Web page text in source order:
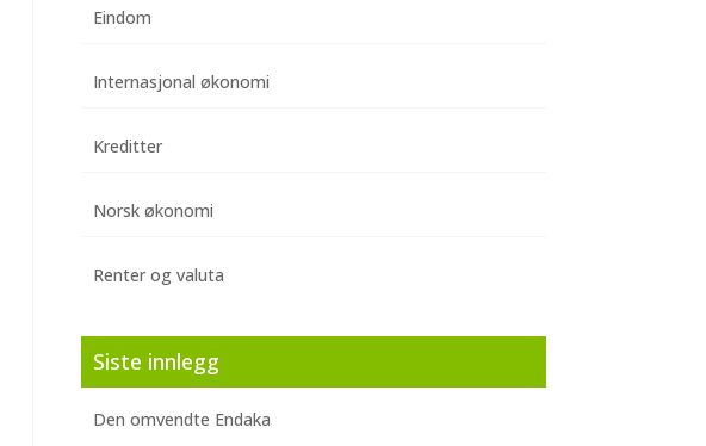
Eindom
Internasjonal økonomi
Kreditter
Norsk økonomi
Renter og valuta
Siste innlegg
Den omvendte Endaka